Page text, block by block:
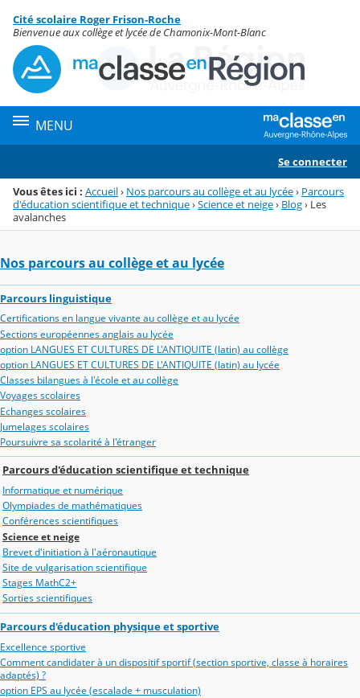
Menu de la rubrique
Contenu
Cité scolaire Roger Frison-Roche
Bienvenue aux collège et lycée de Chamonix-Mont-Blanc
MENU
Se connecter
Vous êtes ici : Accueil› Nos parcours au collège et au lycée› Parcours
d'éducation scientifique et technique›Science et neige› Blog› Les
avalanches
Nos parcours au collège et au lycée
Parcours linguistique
Certifications en langue vivante au collège et au lycée
Sections européennes anglais au lycée
option LANGUES ET CULTURES DE L'ANTIQUITE (latin) au collège
option LANGUES ET CULTURES DE L'ANTIQUITE (latin) au lycée
Classes bilangues à l'école et au collège
Voyages scolaires
Echanges scolaires
Jumelages scolaires
Poursuivre sa scolarité à l'étranger
Parcours d'éducation scientifique et technique
Informatique et numérique
Olympiades de mathématiques
Conférences scientifiques
Science et neige
Brevet d'initiation à l'aéronautique
Site de vulgarisation scientifique
Stages MathC2+
Sorties scientifiques
Parcours d'éducation physique et sportive
Excellence sportive
Comment candidater à un dispositif sportif (section sportive, classe à horaires
adaptés) ?
option EPS au lycée (escalade + musculation)